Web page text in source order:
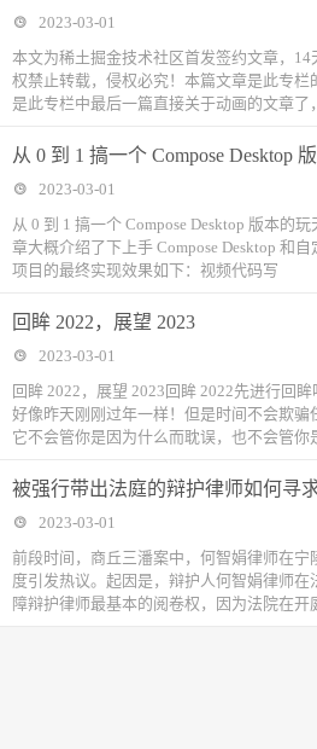
2023-03-01
本文为稀土掘金技术社区首发签约文章，
权禁止转载，侵权必究！本篇文章是此专栏
是此专栏中最后一篇直接关于动画的文章了
从 0 到 1 搞一个 Compose Desktop
2023-03-01
从 0 到 1 搞一个 Compose Desktop 版本的
章大概介绍了下上手 Compose Desktop 和
项目的最终实现效果如下：视频代码写
回眸 2022，展望 2023
2023-03-01
回眸 2022，展望 2023回眸 2022先进行回
好像昨天刚刚过年一样！但是时间不会欺骗
它不会管你是因为什么而耽误，也不会管你
被强行带出法庭的辩护律师如何寻
2023-03-01
前段时间，商丘三潘案中，何智娟律师在
度引发热议。起因是，辩护人何智娟律师
障辩护律师最基本的阅卷权，因为法院在开